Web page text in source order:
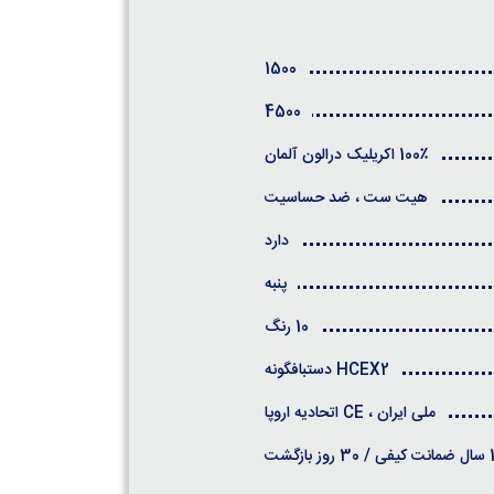
1500
4500
100٪ اکریلیک درالون آلمان
هیت ست ، ضد حساسیت
دارد
پنبه
10 رنگ
HCEX2 دستبافگونه
ملی ایران ، CE اتحادیه اروپا